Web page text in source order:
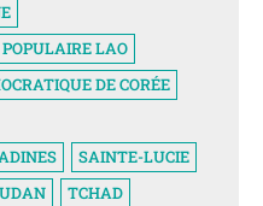
LAO
DE CORÉE
SAINTE-LUCIE
TCHAD